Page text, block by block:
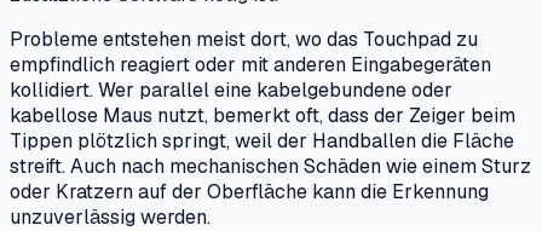
Probleme entstehen meist dort, wo das Touchpad zu
empfindlich reagiert oder mit anderen Eingabegeräten
kollidiert. Wer parallel eine kabelgebundene oder
kabellose Maus nutzt, bemerkt oft, dass der Zeiger beim
Tippen plötzlich springt, weil der Handballen die Fläche
streift. Auch nach mechanischen Schäden wie einem Sturz
oder Kratzern auf der Oberfläche kann die Erkennung
unzuverlässig werden.